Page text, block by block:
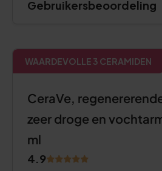
Gebruikersbeoordeling
WAARDEVOLLE 3 CERAMIDEN
CeraVe,
zeer droge en
ml
4.9